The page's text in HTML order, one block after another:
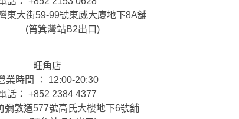
東大街59-99號東威大廈地下8A舖
(筲箕灣站B2出口)
旺角店
業時間 ： 12:00-20:30
話： +852 2384 4377
彌敦道577號高氏大樓地下6號舖